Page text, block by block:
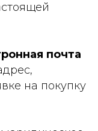
почта
на покупку